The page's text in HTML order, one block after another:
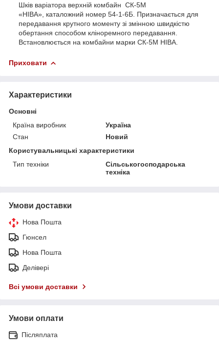
Шків варіатора верхній комбайн СК-5М
«НІВА», каталожний номер 54-1-6Б. Призначається для
передавання крутного моменту зі змінною швидкістю
обертання способом кліноремного передавання.
Встановлюється на комбайни марки СК-5М НІВА.
Приховати
Характеристики
Основні
Країна виробник
Україна
Стан
Новий
Користувальницькі характеристики
Тип техніки
Сільськогосподарська
техніка
Умови доставки
Нова Пошта
Гюнсел
Нова Пошта
Делівері
Всі умови доставки
Умови оплати
Післяплата